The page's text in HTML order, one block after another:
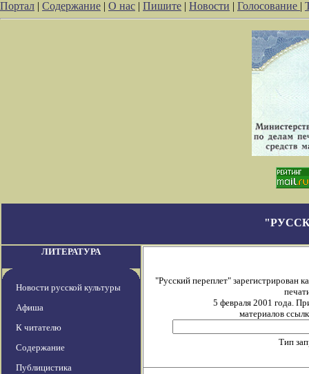
Портал | Содержание | О нас | Пишите | Новости | Голосование |
ЛИТЕРАТУРА
Новости русской культуры
Афиша
К читателю
Содержание
Публицистика
"Русский переплет" зарегистрирован
5 февраля 2001 года.
материалов
Тип